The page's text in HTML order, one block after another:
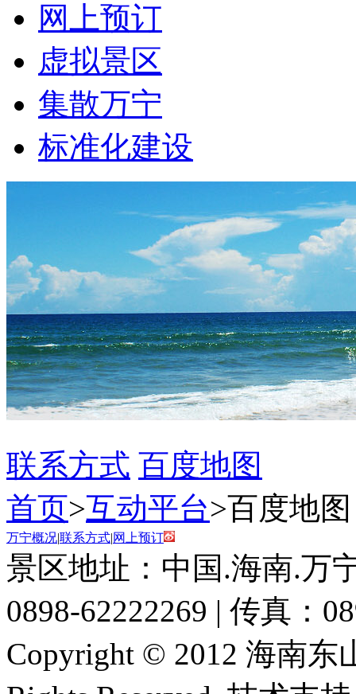
网上预订
虚拟景区
集散万宁
标准化建设
联系方式 百度地图
首页>互动平台>百度地图
万宁概况|联系方式|网上预订
景区地址：中国.海南.万
0898-62222269 | 传真：
Copyright © 2012 海南